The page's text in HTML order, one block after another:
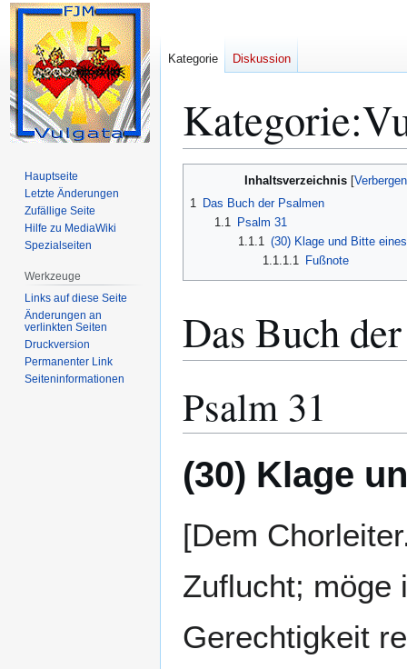
Kategorie:
Inhaltsverzeichnis
1 Das Buch der Psalmen
1.1
Psalm 31
1.1.1 (30) Klage und Bitte
1.1.1.1
Fußnote
Das Buch
Psalm 31
(30) Klage
[Dem
Zuflucht; möge
Gerechtigkeit
Kategorie Diskussion
Hauptseite
Letzte Änderungen
Zufällige Seite
Hilfe zu MediaWiki
Spezialseiten
Werkzeuge
Links auf diese Seite
Änderungen an
verlinkten Seiten
Druckversion
Permanenter Link
Seiten­­informationen